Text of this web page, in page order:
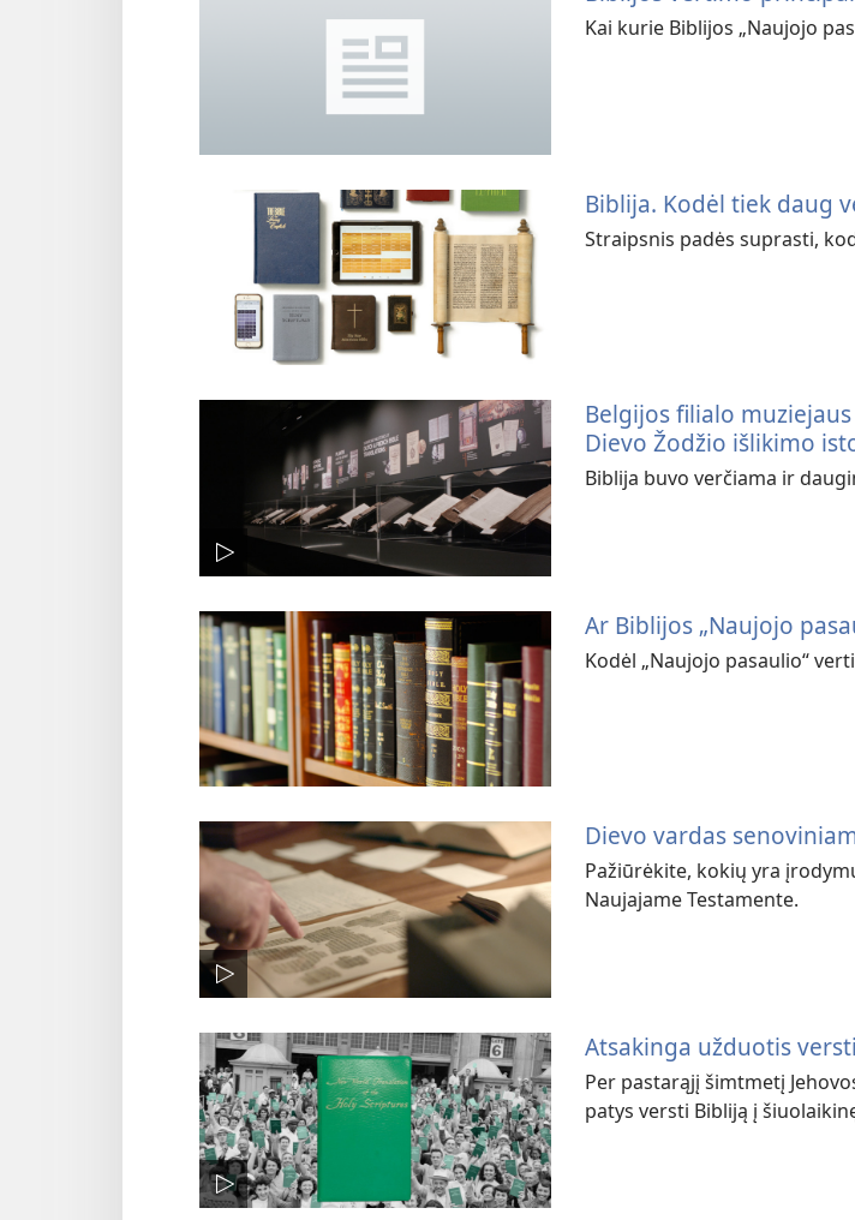
Kai kurie Biblijos „Naujojo
Biblija. Kodėl tiek daug
Straipsnis padės suprasti,
Belgijos filialo
Dievo Žodžio išlikimo
Biblija buvo verčiama ir
Ar Biblijos „Naujojo
Kodėl „Naujojo pasaulio“
Dievo vardas
Pažiūrėkite, kokių yra
Naujajame Testamente.
Atsakinga užduotis
Per pastarąjį šimtmetį
patys versti Bibliją į